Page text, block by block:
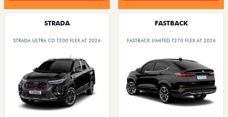
STRADA
STRADA ULTRA CD T200 FLEX AT 2026
FASTBACK
FASTBACK LIMITED T270 FLEX AT 2026